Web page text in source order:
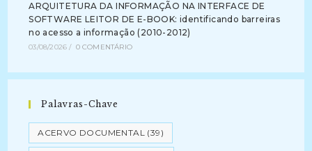
ARQUITETURA DA INFORMAÇÃO NA INTERFACE DE
SOFTWARE LEITOR DE E-BOOK: identificando barreiras
no acesso a informação (2010-2012)
03/08/2026 / 0 COMENTÁRIO
Palavras-Chave
ACERVO DOCUMENTAL (39)